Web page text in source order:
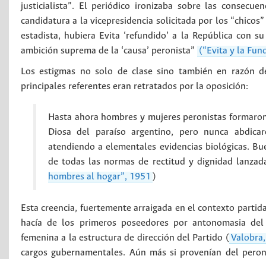
justicialista”. El periódico ironizaba sobre las
candidatura a la vicepresidencia solicitada por los
estadista, hubiera Evita ‘refundido’ a la República con
ambición suprema de la ‘causa’ peronista” (“Evita y la
Los estigmas no solo de clase sino también en razón
principales referentes eran retratados por la oposición:
Hasta ahora hombres y mujeres peronistas
Diosa del paraíso argentino, pero nunca
atendiendo a elementales evidencias biológicas.
de todas las normas de rectitud y dignidad
hombres al hogar”, 1951 )
Esta creencia, fuertemente arraigada en el contexto
hacía de los primeros poseedores por antonomasia
femenina a la estructura de dirección del Partido (
cargos gubernamentales. Aún más si provenían del